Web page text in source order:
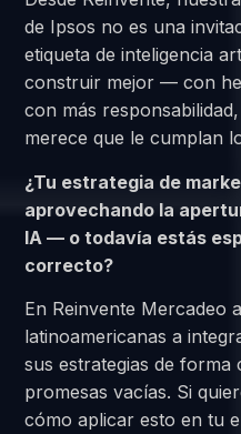
de Ipsos no es una
etiqueta de inteligencia
construir mejor — con
con más
merece que le cumplan
¿Tu estrategia de
aprovechando la
IA — o todavía estás
correcto?
En Reinvente Mercadeo
latinoamericanas a
sus estrategias de forma
promesas vacías. Si
cómo aplicar esto en tu